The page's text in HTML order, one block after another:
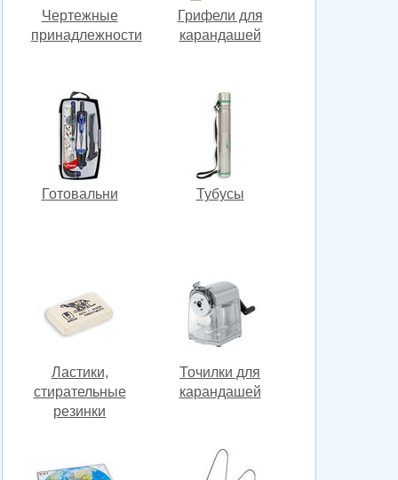
Чертежные
принадлежности
Грифели для
карандашей
Готовальни Тубусы
Ластики,
стирательные
резинки
Точилки для
карандашей